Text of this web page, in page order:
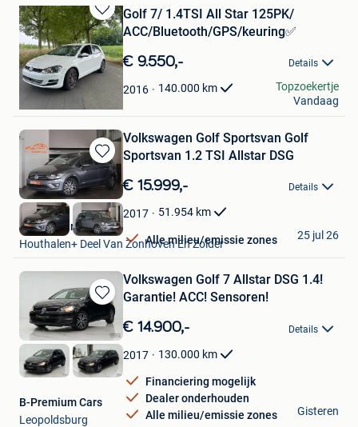
Bewaren
in
Mijn
Favorieten
Golf 7/ 1.4TSI All Star 125PK/
ACC/Bluetooth/GPS/keuring✅
€ 9.550,- Details
2016 140.000 km
Maadi
Mechelen
Topzoekertje
Vandaag
Bewaren
in
Mijn
Favorieten
Volkswagen Golf Sportsvan Golf
Sportsvan 1.2 TSI Allstar DSG
€ 15.999,- Details
2017 51.954 km
Alle milieu/emissie zones
Kubika Cars
Houthalen+ Deel Van Zonhoven En Zolder
25 jul 26
Bewaren
in
Mijn
Favorieten
Volkswagen Golf 7 Allstar DSG 1.4!
Garantie! ACC! Sensoren!
€ 14.900,- Details
2017 130.000 km
Financiering mogelijk
Dealer onderhouden
Alle milieu/emissie zones
B-Premium Cars
Leopoldsburg
Gisteren